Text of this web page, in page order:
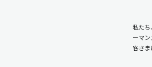
私た
ーマ
客さま